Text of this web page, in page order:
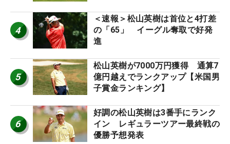
4
＜速報＞松山英樹は首位と4打差
の「65」 イーグル奪取で好発
進
5
松山英樹が7000万円獲得 通算7
億円越えでランクアップ【米国男
子賞金ランキング】
6
好調の松山英樹は3番手にランク
イン レギュラーツアー最終戦の
優勝予想発表